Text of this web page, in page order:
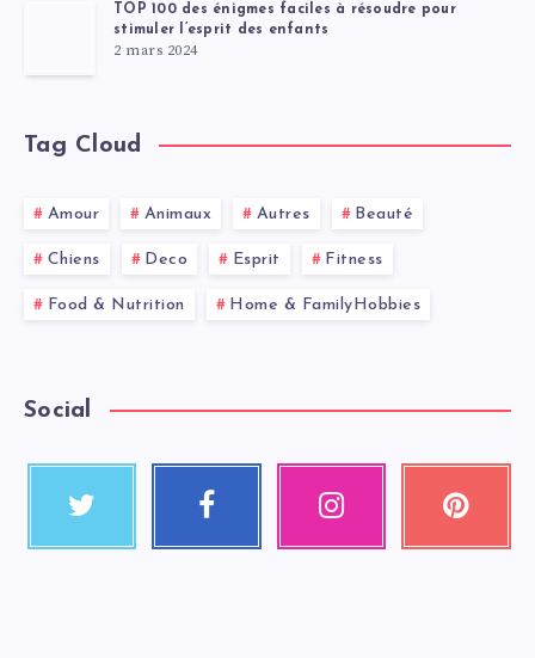
TOP 100 des énigmes faciles à résoudre pour
stimuler l’esprit des enfants
2 mars 2024
Tag Cloud
Amour Animaux Autres Beauté
Chiens Deco Esprit Fitness
Food & Nutrition Home & FamilyHobbies
Social